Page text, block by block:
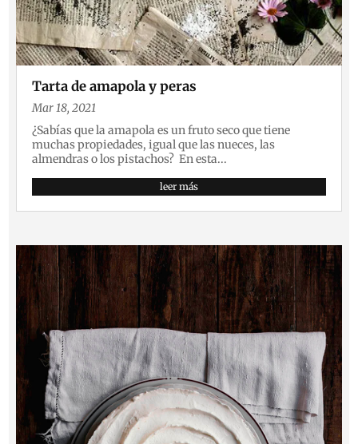
Tarta de amapola y peras
Mar 18, 2021
¿Sabías que la amapola es un fruto seco que tiene
muchas propiedades, igual que las nueces, las
almendras o los pistachos? En esta...
leer más